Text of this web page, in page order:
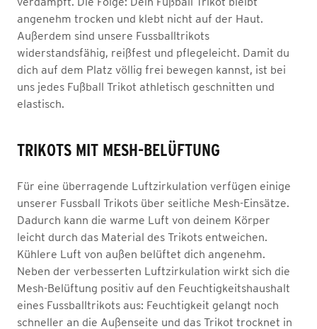
angenehm trocken und klebt nicht auf der Haut.
Außerdem sind unsere Fussballtrikots
widerstandsfähig, reißfest und pflegeleicht. Damit du
dich auf dem Platz völlig frei bewegen kannst, ist bei
uns jedes Fußball Trikot athletisch geschnitten und
elastisch.
TRIKOTS MIT MESH-BELÜFTUNG
Für eine überragende Luftzirkulation verfügen einige
unserer Fussball Trikots über seitliche Mesh-Einsätze.
Dadurch kann die warme Luft von deinem Körper
leicht durch das Material des Trikots entweichen.
Kühlere Luft von außen belüftet dich angenehm.
Neben der verbesserten Luftzirkulation wirkt sich die
Mesh-Belüftung positiv auf den Feuchtigkeitshaushalt
eines Fussballtrikots aus: Feuchtigkeit gelangt noch
schneller an die Außenseite und das Trikot trocknet in